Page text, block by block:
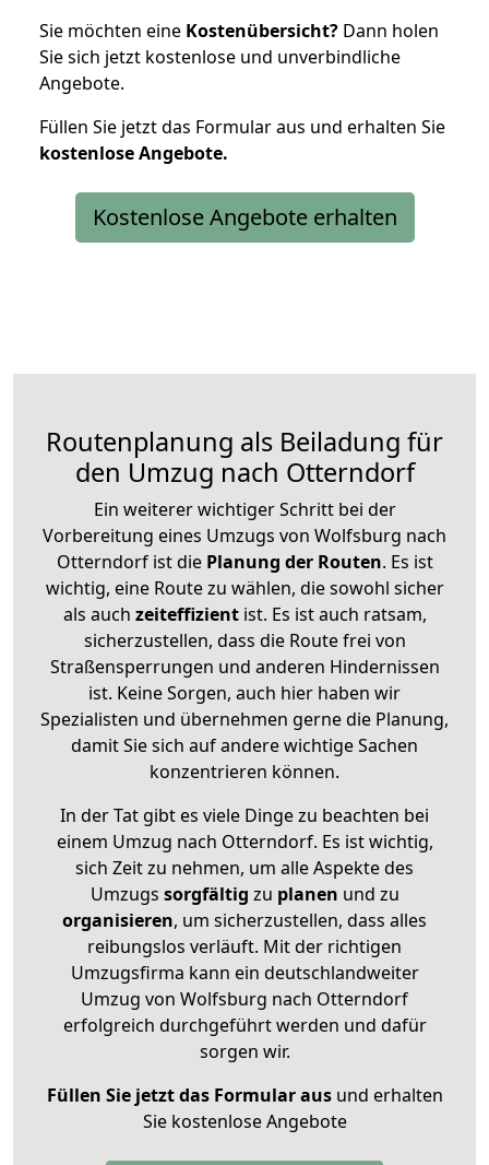
Sie möchten eine Kostenübersicht? Dann holen
Sie sich jetzt kostenlose und unverbindliche
Angebote.
Füllen Sie jetzt das Formular aus und erhalten Sie
kostenloseAngebote.
Kostenlose Angebote erhalten
Routenplanung als Beiladung für
den Umzug nach Otterndorf
Ein weiterer wichtiger Schritt bei der
Vorbereitung eines Umzugs von Wolfsburg nach
Otterndorf ist diePlanung der Routen. Es ist
wichtig, eine Route zu wählen, die sowohl sicher
als auch zeiteffizientist. Es ist auch ratsam,
sicherzustellen, dass die Route frei von
Straßensperrungen und anderen Hindernissen
ist. Keine Sorgen, auch hier haben wir
Spezialisten und übernehmen gerne die Planung,
damit Sie sich auf andere wichtige Sachen
konzentrieren können.
In der Tat gibt es viele Dinge zu beachten bei
einem Umzug nach Otterndorf. Es ist wichtig,
sich Zeit zu nehmen, um alle Aspekte des
Umzugs sorgfältig zu planen und zu
organisieren, um sicherzustellen, dass alles
reibungslos verläuft. Mit der richtigen
Umzugsfirma kann ein deutschlandweiter
Umzug von Wolfsburg nach Otterndorf
erfolgreich durchgeführt werden und dafür
sorgen wir.
Füllen Sie jetzt das Formular ausund erhalten
Sie kostenlose Angebote